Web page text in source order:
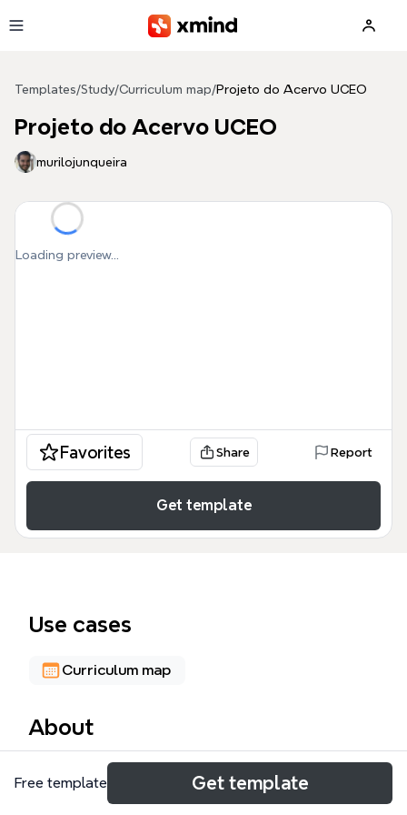
Templates/Study/Curriculum map/Projeto do Acervo UCEO
Projeto do Acervo UCEO
murilojunqueira
Loading preview...
Favorites Share Report
Get template
Use cases
Curriculum map
About
O Projeto do Acervo UCEO é um modelo de mapa
mental desenvolvido para estruturar um acervo
Free template Get template